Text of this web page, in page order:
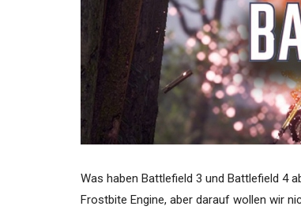
Was haben Battlefield 3 und Battlefield 4
Frostbite Engine, aber darauf wollen wir